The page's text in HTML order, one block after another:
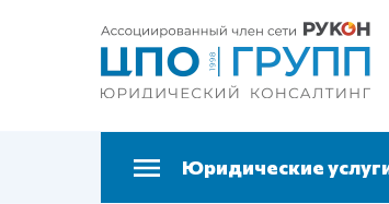
Юридические